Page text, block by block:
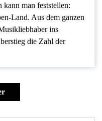
man feststellen:
Land. Aus dem ganzen
ins
die Zahl der